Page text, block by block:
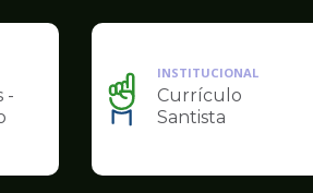
-
Ilustração
da
de
INSTITUCIONAL
Currículo
Santista